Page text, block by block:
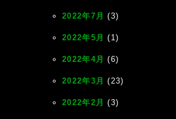
2022年7月 (3)
2022年5月 (1)
2022年4月 (6)
2022年3月 (23)
2022年2月 (3)